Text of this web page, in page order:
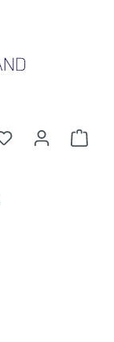
Du hast 0